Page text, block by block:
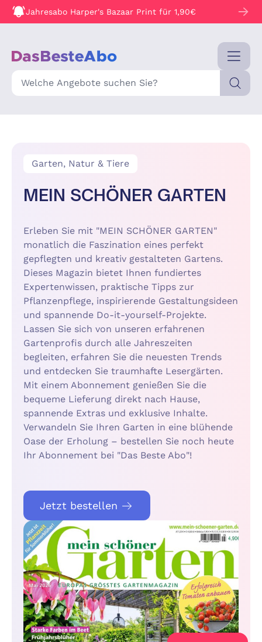
Jahresabo Harper's Bazaar Print für 1,90€
Suche
Garten, Natur & Tiere
MEIN SCHÖNER GARTEN
Erleben Sie mit "MEIN SCHÖNER GARTEN"
monatlich die Faszination eines perfekt
gepflegten und kreativ gestalteten Gartens.
Dieses Magazin bietet Ihnen fundiertes
Expertenwissen, praktische Tipps zur
Pflanzenpflege, inspirierende Gestaltungsideen
und spannende Do-it-yourself-Projekte.
Lassen Sie sich von unseren erfahrenen
Gartenprofis durch alle Jahreszeiten
begleiten, erfahren Sie die neuesten Trends
und entdecken Sie traumhafte Lesergärten.
Mit einem Abonnement genießen Sie die
bequeme Lieferung direkt nach Hause,
spannende Extras und exklusive Inhalte.
Verwandeln Sie Ihren Garten in eine blühende
Oase der Erholung – bestellen Sie noch heute
Ihr Abonnement bei "Das Beste Abo"!
Jetzt bestellen